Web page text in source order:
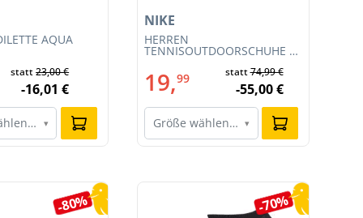
AQUA
statt23,00 €
-16,01 €
▾
HERREN
TENNISOUTDOORSCHUHE M
NIKE
19,99 statt74,99 €
-55,00 €
Größe wählen… ▾
-80% -70%